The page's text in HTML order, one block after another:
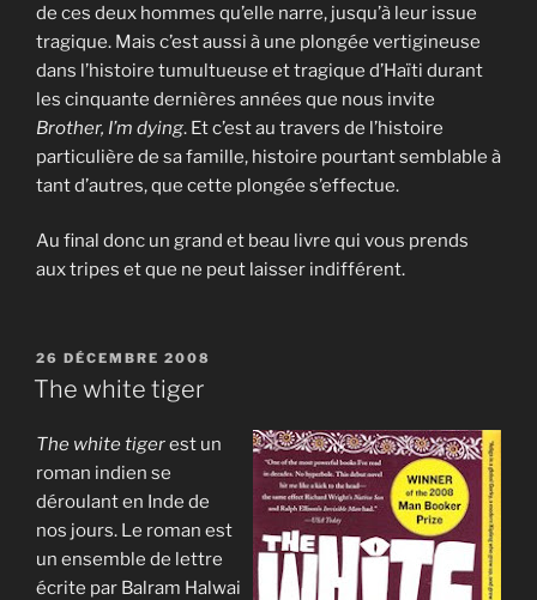
de ces deux hommes qu’elle narre, jusqu’à leur issue
tragique. Mais c’est aussi à une plongée vertigineuse
dans l’histoire tumultueuse et tragique d’Haïti durant
les cinquante dernières années que nous invite
Brother, I’m dying. Et c’est au travers de l’histoire
particulière de sa famille, histoire pourtant semblable à
tant d’autres, que cette plongée s’effectue.
Au final donc un grand et beau livre qui vous prends
aux tripes et que ne peut laisser indifférent.
PUBLIÉ
LE
26 DÉCEMBRE 2008
The white tiger
The white tigerest un
roman indien se
déroulant en Inde de
nos jours. Le roman est
un ensemble de lettre
écrite par Balram Halwai